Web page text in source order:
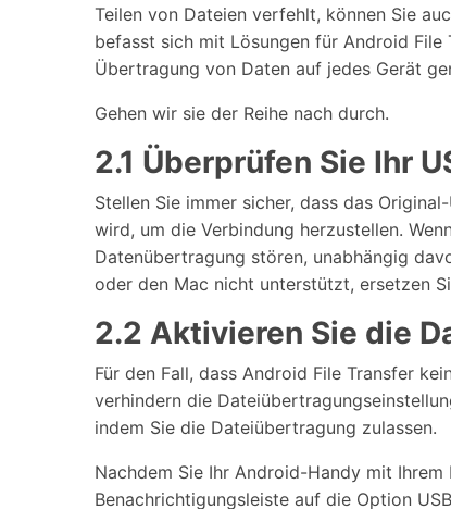
Teilen von Dateien verfehlt, können Sie
befasst sich mit Lösungen für Android
Übertragung von Daten auf jedes Gerät
Gehen wir sie der Reihe nach durch.
2.1 Überprüfen Sie Ihr
Stellen Sie immer sicher, dass das
wird, um die Verbindung herzustellen.
Datenübertragung stören, unabhängig
oder den Mac nicht unterstützt, ersetzen
2.2 Aktivieren Sie die
Für den Fall, dass Android File Transfer
verhindern die
indem Sie die Dateiübertragung zulassen.
Nachdem Sie Ihr Android-Handy mit
Benachrichtigungsleiste auf die Option